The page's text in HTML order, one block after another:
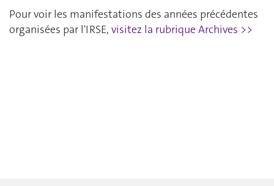
Pour voir les manifestations des années précédentes
organisées par l'IRSE, visitez la rubrique Archives >>